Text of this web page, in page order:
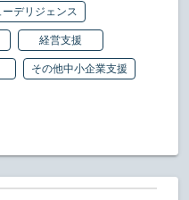
ーデリジェンス
経営支援
その他中小企業支援